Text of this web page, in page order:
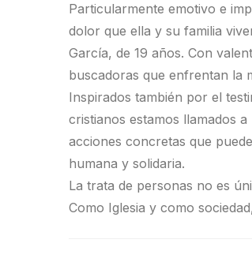
Particularmente emotivo e
dolor que ella y su familia
García, de 19 años. Con
buscadoras que enfrentan la
Inspirados también por el
cristianos estamos llamados
acciones concretas que
humana y solidaria.
La trata de personas no es
Como Iglesia y como